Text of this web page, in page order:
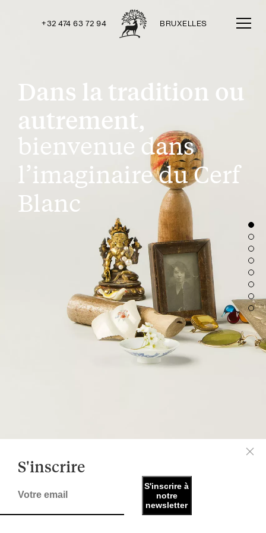
+32 474 63 72 94 BRUXELLES
Dans la tradition ou
autrement,
bienvenue dans
l’imaginaire du Cerf
Blanc
S'inscrire
S'inscrire à
notre
newsletter